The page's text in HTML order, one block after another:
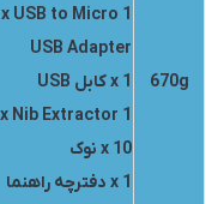
670g
1 x USB to Micro
USB Adapter
1 x کابل USB
1 x Nib Extractor
10 x نوک
1 x دفترچه راهنما